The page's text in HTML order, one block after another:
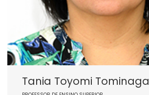
Tania Toyomi Tominaga